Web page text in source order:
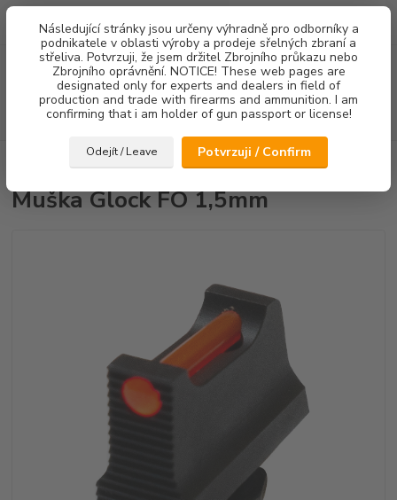
Následující stránky jsou určeny výhradně pro odborníky a
podnikatele v oblasti výroby a prodeje sřelných zbraní a
střeliva. Potvrzuji, že jsem držitel Zbrojního průkazu nebo
Zbrojního oprávnění. NOTICE! These web pages are
designated only for experts and dealers in field of
production and trade with firearms and ammunition. I am
confirming that i am holder of gun passport or license!
Odejít / Leave Potvrzuji / Confirm
Menu
Hledat
za0,00 Kč
Muška Glock FO 1,5mm
Muška Glock FO 1,5mm